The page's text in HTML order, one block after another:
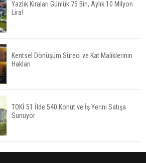
Tercih Döneminde Barınma Telaşı Başladı
Aileden Miras Kalan Ev Nasıl Satılır?
İstanbul'da 15 Bin Kiralık Sosyal Konut Eylülde
Kiraya Verilecek
Yazlık Kiraları Günlük 75 Bin, Aylık 10 Milyon
Lira!
Kentsel Dönüşüm Süreci ve Kat Maliklerinin
Hakları
TOKİ 51 İlde 540 Konut ve İş Yerini Satışa
Sunuyor